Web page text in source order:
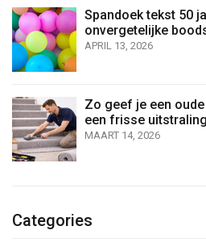
Spandoek tekst 50
onvergetelijke
APRIL 13, 2026
Zo geef je een
een frisse uitstraling
MAART 14, 2026
Categories